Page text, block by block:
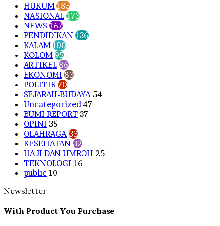
HUKUM 185
NASIONAL 173
NEWS 167
PENDIDIKAN 136
KALAM 100
KOLOM 95
ARTIKEL 86
EKONOMI 83
POLITIK 70
SEJARAH-BUDAYA 54
Uncategorized 47
BUMI REPORT 37
OPINI 35
OLAHRAGA 33
KESEHATAN 32
HAJI DAN UMROH 25
TEKNOLOGI 16
public 10
Newsletter
With Product You Purchase